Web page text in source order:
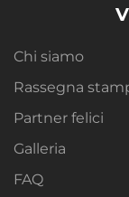
Chi siamo
Rassegna
Partner felici
Galleria
FAQ